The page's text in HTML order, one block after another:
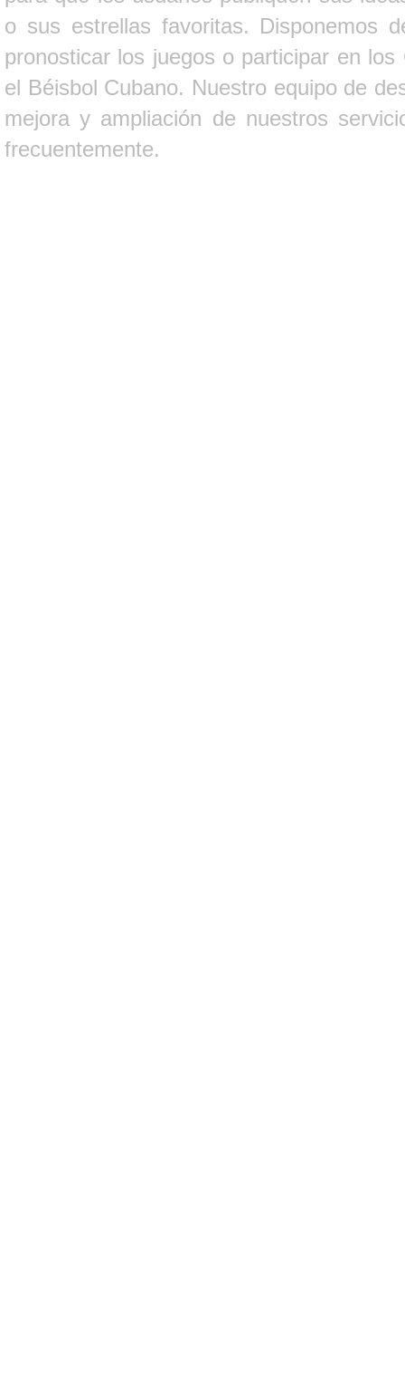
o sus estrellas favoritas. Disponemos
pronosticar los juegos o participar en
el Béisbol Cubano. Nuestro equipo de
mejora y ampliación de nuestros
frecuentemente.